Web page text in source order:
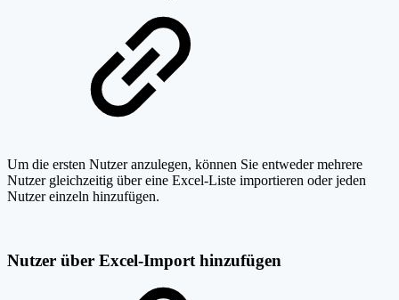
Um die ersten Nutzer anzulegen, können Sie entweder mehrere
Nutzer gleichzeitig über eine Excel-Liste importieren oder jeden
Nutzer einzeln hinzufügen.
Nutzer über Excel-Import hinzufügen